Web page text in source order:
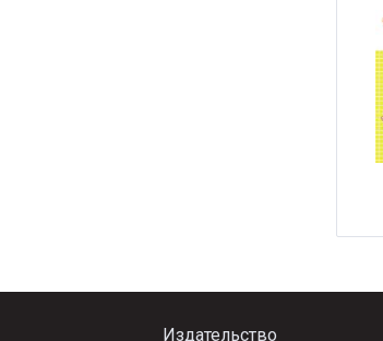
Издательство